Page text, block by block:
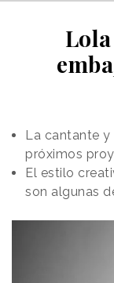
La cantante
próximos
El estilo
son algunas